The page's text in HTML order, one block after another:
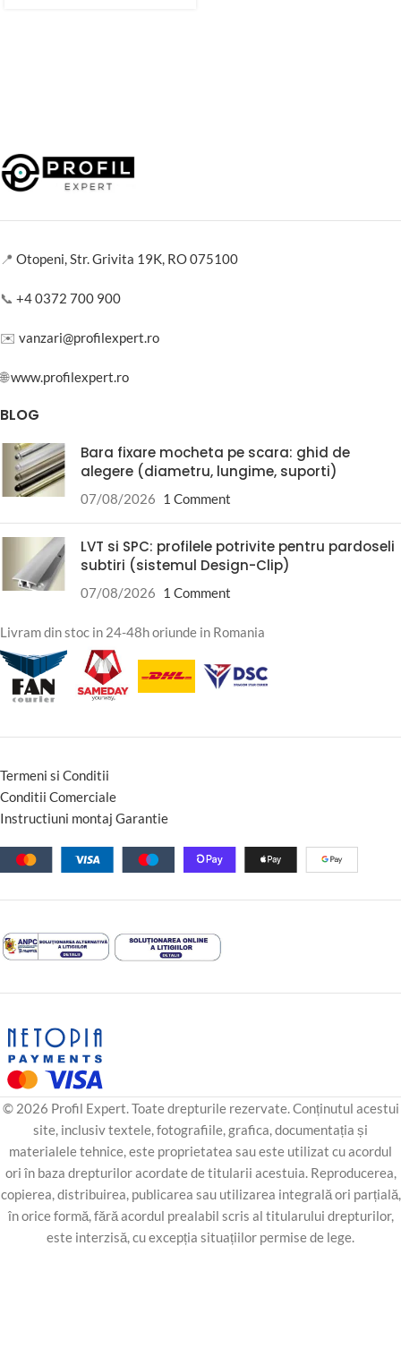
📍 Otopeni, Str. Grivita 19K, RO 075100
📞 +4 0372 700 900
✉️ vanzari@profilexpert.ro
🌐www.profilexpert.ro
BLOG
Bara fixare mocheta pe scara: ghid de
alegere (diametru, lungime, suporti)
07/08/2026 1 Comment
LVT si SPC: profilele potrivite pentru pardoseli
subtiri (sistemul Design-Clip)
07/08/2026 1 Comment
Livram din stoc in 24-48h oriunde in Romania
Termeni si Conditii
Conditii Comerciale
Instructiuni montaj Garantie
© 2026 Profil Expert. Toate drepturile rezervate. Conținutul acestui
site, inclusiv textele, fotografiile, grafica, documentația și
materialele tehnice, este proprietatea sau este utilizat cu acordul
ori în baza drepturilor acordate de titularii acestuia. Reproducerea,
copierea, distribuirea, publicarea sau utilizarea integrală ori parțială,
în orice formă, fără acordul prealabil scris al titularului drepturilor,
este interzisă, cu excepția situațiilor permise de lege.